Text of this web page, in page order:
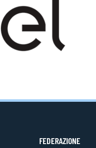
FEDERAZIONE